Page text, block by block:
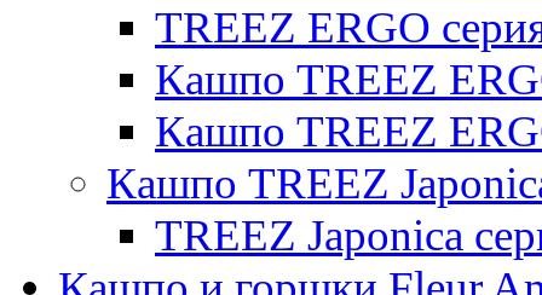
TREEZ ERGO
Кашпо TREEZ
Кашпо TREEZ
Кашпо TREEZ
TREEZ Japonica